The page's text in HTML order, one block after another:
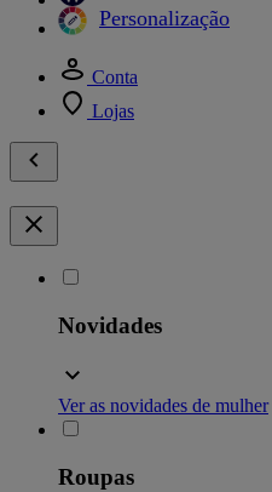
Personalização
Conta
Lojas
Novidades
Ver as novidades de mulher
Roupas